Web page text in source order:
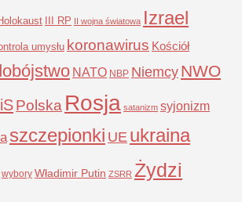
III RP II wojna światowa Izrael
umysłu koronawirus Kościół
NATO NBP NiemcyNWO
Polska Rosja satanizm syjonizm
szczepionki UE ukraina
wybory Władimir Putin ZSRR Żydzi